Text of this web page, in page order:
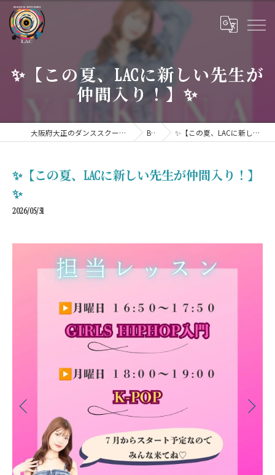
✨【この夏、LACに新しい先生が
仲間入り！】✨
大阪府大正のダンススクールならDANCE STUDIO LAC BLOG ✨【この夏、LACに新しい先生が仲間入り！】✨
✨【この夏、LACに新しい先生が仲間入り！】
✨
2026/05/31